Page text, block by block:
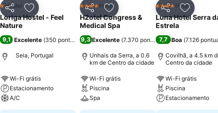
PartilharAdicionar aos favoritos
1 Estrelas
Hostel
Loriga Hostel - Feel
Nature
9,1 Excelente (350 pontuações)
Seia, Portugal
Wi-Fi grátis
Estacionamento
A/C
PartilharAdicionar aos favoritos
4 EstrelasHotel
H2otel Congress &
Medical Spa
9,3 Excelente (7.370 pontuações)
Unhais da Serra, a 0.6
km de Centro da cidade
Wi-Fi grátis
Piscina
Spa
Partilhar
4 EstrelasHotel
Luna Hotel Serra
Estrela
7,7 Boa (7.126
Covilhã, a 4.5 km
Centro da cidade
Wi-Fi grátis
Piscina
Estacionamento